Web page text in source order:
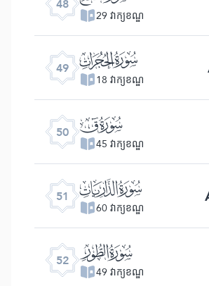
29 វាក្យខណ្ឌ
49 ﯞ
18 វាក្យខណ្ឌ
50 ﯟ
45 វាក្យខណ្ឌ
51 ﯠ
60 វាក្យខណ្ឌ
52 ﯡ
49 វាក្យខណ្ឌ